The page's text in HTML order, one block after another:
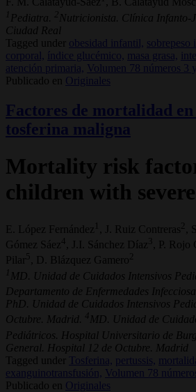
1 Pediatra. 2 Nutricionista. Clínica Infanto-
Ciudad Real
Tagged under
obesidad infantil, sobrepeso
corporal,
índice glucémico, masa grasa,
atención primaria,
Volumen 78 números 3
Publicado en
Originales
Factores de mortalidad en
tosferina maligna
Mortality risk
children with
E. López Fernández 1 , J. Ruiz Contreras ,
Gómez Sáez4 , J.I. Sánchez Díaz 3 , P. Rojo
Pilar 5 , D. Blázquez Gamero2
1 MD. Unidad de Cuidados Intensivos
Departamento de Enfermedades
PhD. Unidad de Cuidados Intensivos
Octubre. Madrid.
4 MD. Unidad de
Pediátricos. Hospital Universitario de
General. Hospital 12 de Octubre. Madrid
Tagged under
Tosferina, pertussis,
exanguinotransfusión,
Volumen 78
Publicado en
Originales